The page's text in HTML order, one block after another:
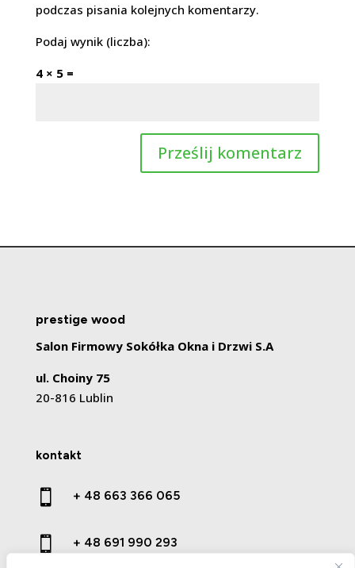
podczas pisania kolejnych komentarzy.
Podaj wynik (liczba):
4 × 5 =
prestige wood
Salon Firmowy Sokółka Okna i Drzwi S.A
ul. Choiny 75
20-816 Lublin
kontakt
 + 48 663 366 065
 + 48 691 990 293